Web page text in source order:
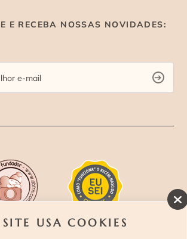
SITE USA COOKIES
E RECEBA NOSSAS NOVIDADES: